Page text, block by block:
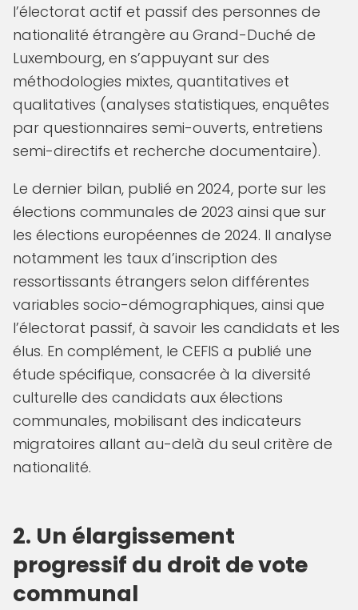
l’électorat actif et passif des personnes de
nationalité étrangère au Grand-Duché de
Luxembourg, en s’appuyant sur des
méthodologies mixtes, quantitatives et
qualitatives (analyses statistiques, enquêtes
par questionnaires semi-ouverts, entretiens
semi-directifs et recherche documentaire).
Le dernier bilan, publié en 2024, porte sur les
élections communales de 2023 ainsi que sur
les élections européennes de 2024. Il analyse
notamment les taux d’inscription des
ressortissants étrangers selon différentes
variables socio-démographiques, ainsi que
l’électorat passif, à savoir les candidats et les
élus. En complément, le CEFIS a publié une
étude spécifique, consacrée à la diversité
culturelle des candidats aux élections
communales, mobilisant des indicateurs
migratoires allant au-delà du seul critère de
nationalité.
2. Un élargissement
progressif du droit de vote
communal